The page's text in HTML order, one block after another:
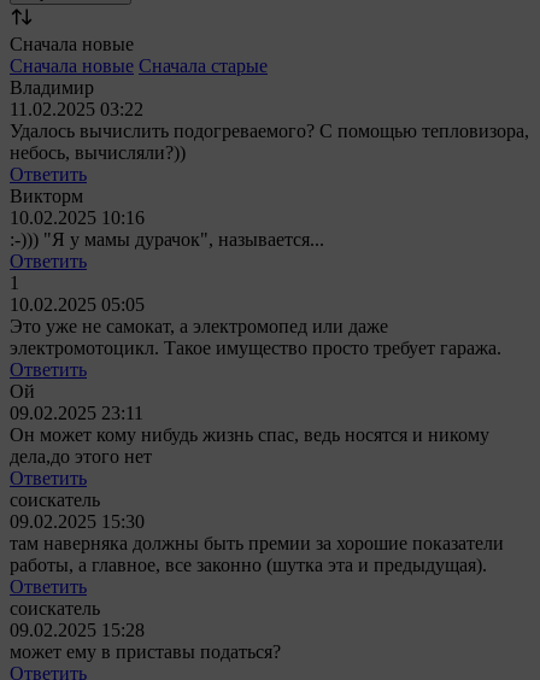
Сначала новые
Сначала новые Сначала старые
Владимир
11.02.2025 03:22
Удалось вычислить подогреваемого? С помощью тепловизора,
небось, вычисляли?))
Ответить
Викторм
10.02.2025 10:16
:-))) "Я у мамы дурачок", называется...
Ответить
1
10.02.2025 05:05
Это уже не самокат, а электромопед или даже
электромотоцикл. Такое имущество просто требует гаража.
Ответить
Ой
09.02.2025 23:11
Он может кому нибудь жизнь спас, ведь носятся и никому
дела,до этого нет
Ответить
соискатель
09.02.2025 15:30
там наверняка должны быть премии за хорошие показатели
работы, а главное, все законно (шутка эта и предыдущая).
Ответить
соискатель
09.02.2025 15:28
может ему в приставы податься?
Ответить